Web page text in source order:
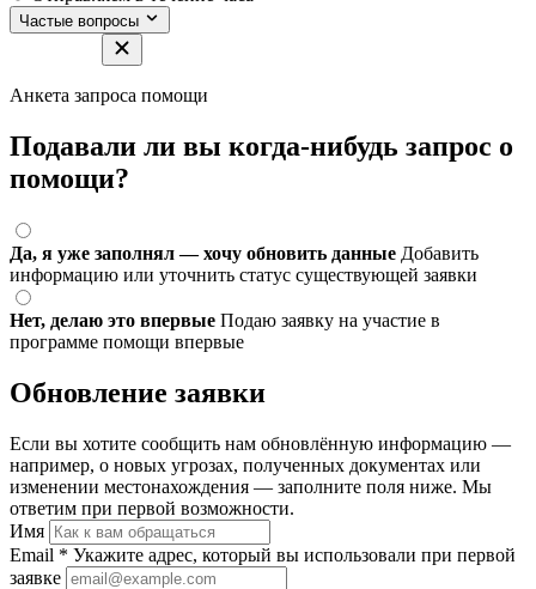
Частые вопросы
Анкета запроса помощи
Подавали ли вы когда-нибудь запрос о
помощи?
Да, я уже заполнял — хочу обновить данные Добавить
информацию или уточнить статус существующей заявки
Нет, делаю это впервые Подаю заявку на участие в
программе помощи впервые
Обновление заявки
Если вы хотите сообщить нам обновлённую информацию —
например, о новых угрозах, полученных документах или
изменении местонахождения — заполните поля ниже. Мы
ответим при первой возможности.
Имя
Email * Укажите адрес, который вы использовали при первой
заявке